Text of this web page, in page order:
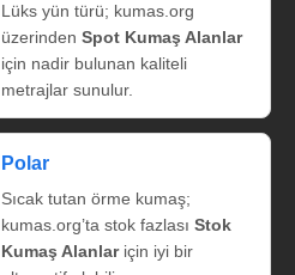
Lüks yün türü; kumas.org
üzerinden Spot Kumaş Alanlar
için nadir bulunan kaliteli
metrajlar sunulur.
Polar
Sıcak tutan örme kumaş;
kumas.org’ta stok fazlası Stok
Kumaş Alanlariçin iyi bir